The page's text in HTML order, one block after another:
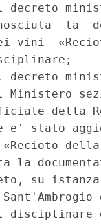
decreto
la
vini
decreto
Ministero
della
e' stato
«Recioto
la
su
disciplinare